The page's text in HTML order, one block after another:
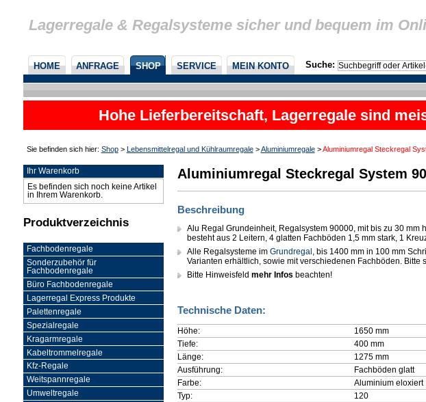
Lagerregale & Regalsysteme sicher und bequem im
HOME ANFRAGE SHOP SERVICE MEIN KONTO Suche:
Hohe Lieferbereitschaft, Lagerregale sind
Sie befinden sich hier: Shop> Lebensmittelregal und Kühlraumregale>Aluminiumregale>Aluminiumregal Steckregal
Ihr Warenkorb
Es befinden sich noch keine Artikel
in Ihrem Warenkorb.
Produktverzeichnis
Fachbodenregale
Sonderzubehör für
Fachbodenregale
Büro Fachbodenregale
Lagerregal Express Produkte
Palettenregale
Spezialregale
Kragarmregale
Kabeltrommelregale
Kfz-Regale
Weitspannregale
Umweltregale
Aluminiumregal Steckregal System
Beschreibung
Alu Regal Grundeinheit, Regalsystem 90000, mit bis zu 30 mm
besteht aus 2 Leitern, 4 glatten Fachböden 1,5 mm stark, 1
Alle Regalsysteme imGrundregal, bis 1400 mm in 100 mm
Varianten erhältlich, sowie mit verschiedenen Fachböden. Bitte
Bitte Hinweisfeldmehr Infos beachten!
Technische Daten:
Höhe:
1650 mm
Tiefe:
400 mm
Länge:
1275 mm
Ausführung:
Fachböden glatt
Farbe:
Aluminium eloxiert
Typ:
120